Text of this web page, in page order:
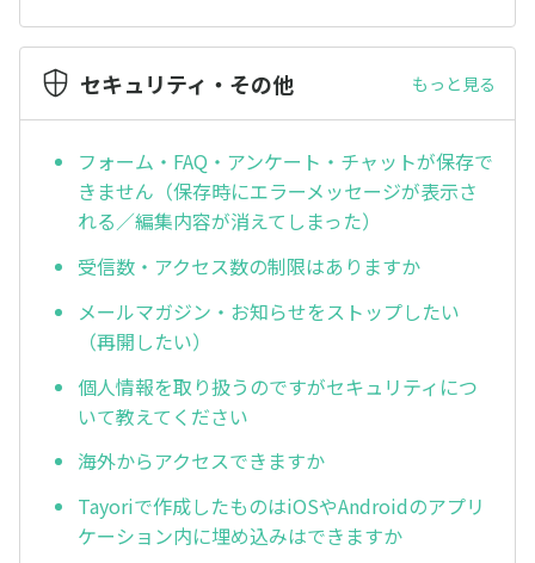
セキュリティ・その他 もっと見る
フォーム・FAQ・アンケート・チャットが保存で
きません（保存時にエラーメッセージが表示さ
れる／編集内容が消えてしまった）
受信数・アクセス数の制限はありますか
メールマガジン・お知らせをストップしたい
（再開したい）
個人情報を取り扱うのですがセキュリティにつ
いて教えてください
海外からアクセスできますか
Tayoriで作成したものはiOSやAndroidのアプリ
ケーション内に埋め込みはできますか